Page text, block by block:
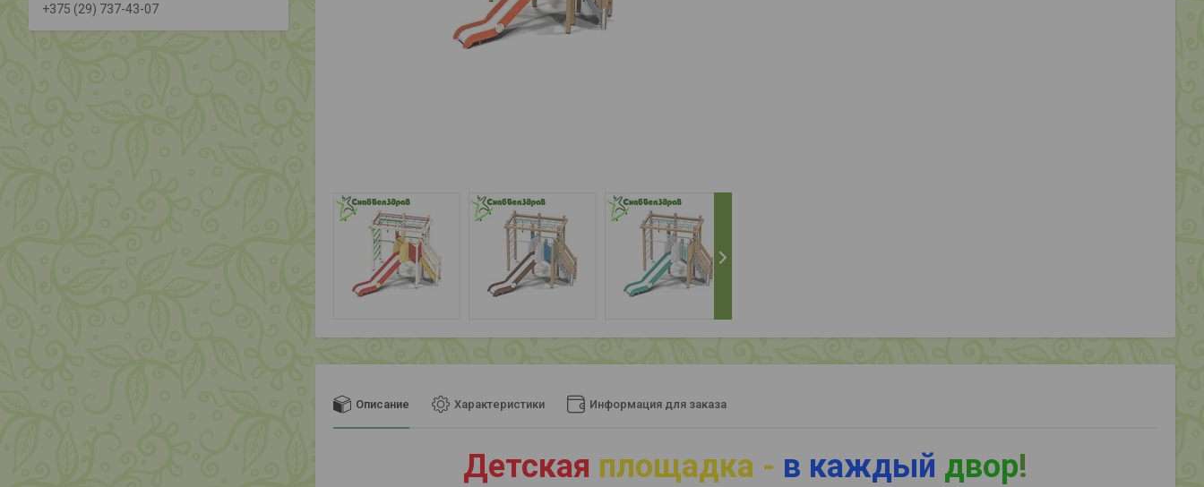
Описание Характеристики Информация для заказа
Детская площадка - в каждый двор!
+375 (29) 737-43-07